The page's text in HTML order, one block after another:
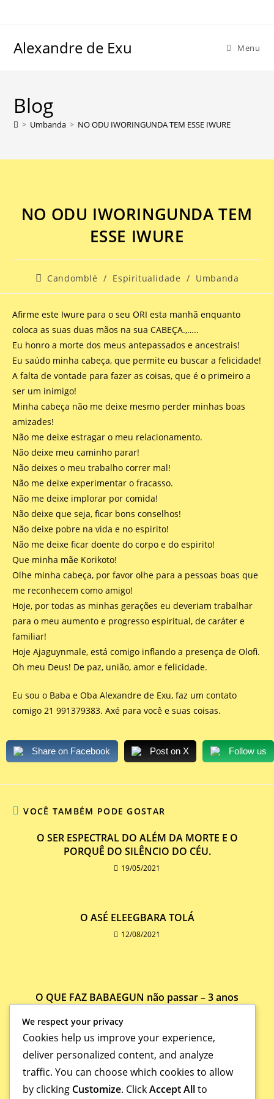
Alexandre de Exu Menu
Blog
> Umbanda > NO ODU IWORINGUNDA TEM ESSE IWURE
NO ODU IWORINGUNDA TEM
ESSE IWURE
Candomblé / Espiritualidade / Umbanda
Afirme este Iwure para o seu ORI esta manhã enquanto
coloca as suas duas mãos na sua CABEÇA.,…..
Eu honro a morte dos meus antepassados e ancestrais!
Eu saúdo minha cabeça, que permite eu buscar a felicidade!
A falta de vontade para fazer as coisas, que é o primeiro a
ser um inimigo!
Minha cabeça não me deixe mesmo perder minhas boas
amizades!
Não me deixe estragar o meu relacionamento.
Não deixe meu caminho parar!
Não deixes o meu trabalho correr mal!
Não me deixe experimentar o fracasso.
Não me deixe implorar por comida!
Não deixe que seja, ficar bons conselhos!
Não deixe pobre na vida e no espirito!
Não me deixe ficar doente do corpo e do espirito!
Que minha mãe Korikoto!
Olhe minha cabeça, por favor olhe para a pessoas boas que
me reconhecem como amigo!
Hoje, por todas as minhas gerações eu deveriam trabalhar
para o meu aumento e progresso espiritual, de caráter e
familiar!
Hoje Ajaguynmale, está comigo inflando a presença de Olofi.
Oh meu Deus! De paz, união, amor e felicidade.
Eu sou o Baba e Oba Alexandre de Exu, faz um contato
comigo 21 991379383. Axé para você e suas coisas.
Share on Facebook Post on X Follow us
VOCÊ TAMBÉM PODE GOSTAR
O SER ESPECTRAL DO ALÉM DA MORTE E O
PORQUÊ DO SILÊNCIO DO CÉU.
19/05/2021
O ASÉ ELEEGBARA TOLÁ
12/08/2021
O QUE FAZ BABAEGUN não passar – 3 anos
We respect your privacy
Cookies help us improve your experience,
deliver personalized content, and analyze
traffic. You can choose which cookies to allow
by clicking Customize. ClickAccept Allto